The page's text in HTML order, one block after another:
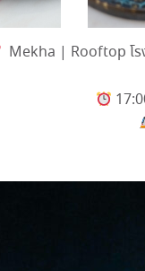
Mekha | Rooftop โ